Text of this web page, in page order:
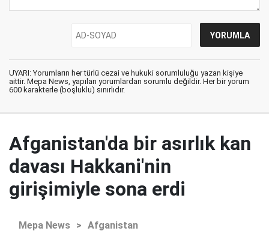
UYARI: Yorumların her türlü cezai ve hukuki sorumluluğu yazan kişiye
aittir. Mepa News, yapılan yorumlardan sorumlu değildir. Her bir yorum
600 karakterle (boşluklu) sınırlıdır.
Afganistan'da bir asırlık kan
davası Hakkani'nin
girişimiyle sona erdi
Mepa News > Afganistan